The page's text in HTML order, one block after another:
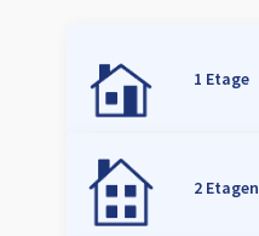
1 Etage
2 Etagen